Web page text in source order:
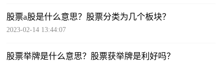
股票a股是什么意思？股票分类为几个板块？
2023-02-14 13:44:07
股票举牌是什么意思？股票获举牌是利好吗？